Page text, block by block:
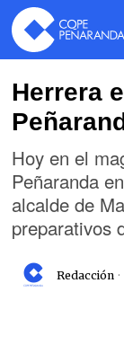
Herrera
Hoy en el
Peñaranda
alcalde de
preparativos
Redacción